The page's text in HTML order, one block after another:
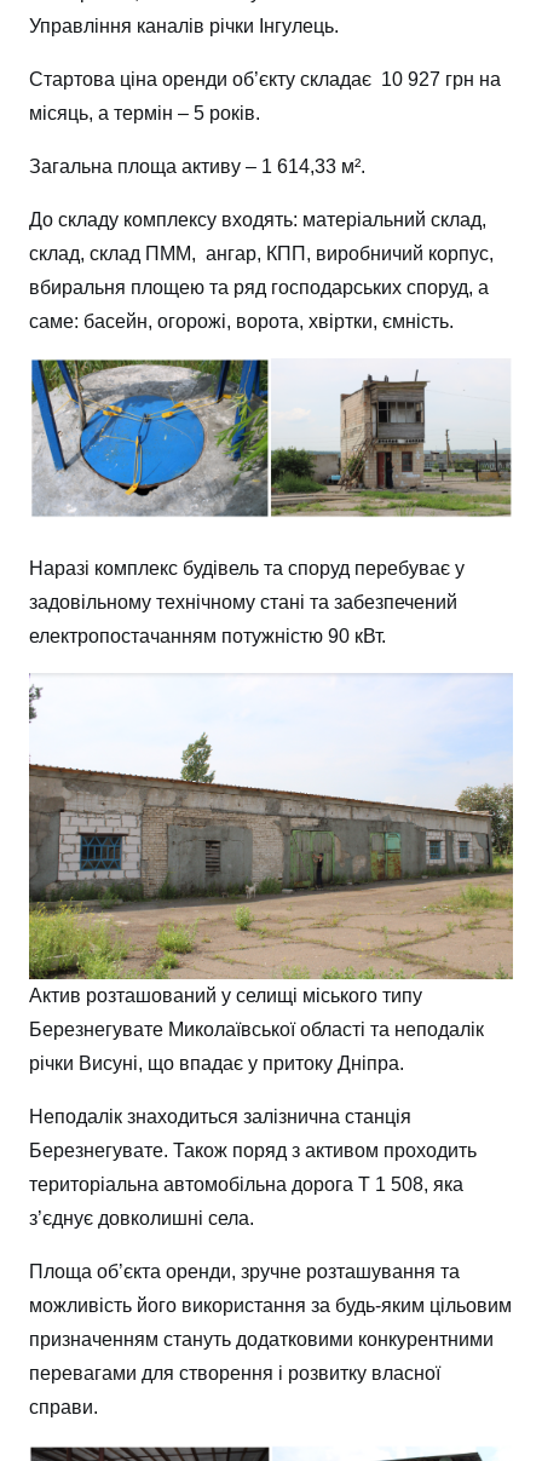
Управління каналів річки Інгулець.
Стартова ціна оренди об’єкту складає 10 927 грн на
місяць, а термін – 5 років.
Загальна площа активу – 1 614,33 м².
До складу комплексу входять: матеріальний склад,
склад, склад ПММ, ангар, КПП, виробничий корпус,
вбиральня площею та ряд господарських споруд, а
саме: басейн, огорожі, ворота, хвіртки, ємність.
Наразі комплекс будівель та споруд перебуває у
задовільному технічному стані та забезпечений
електропостачанням потужністю 90 кВт.
Актив розташований у селищі міського типу
Березнегувате Миколаївської області та неподалік
річки Висуні, що впадає у притоку Дніпра.
Неподалік знаходиться залізнична станція
Березнегувате. Також поряд з активом проходить
територіальна автомобільна дорога Т 1 508, яка
з’єднує довколишні села.
Площа об’єкта оренди, зручне розташування та
можливість його використання за будь-яким цільовим
призначенням стануть додатковими конкурентними
перевагами для створення і розвитку власної
справи.